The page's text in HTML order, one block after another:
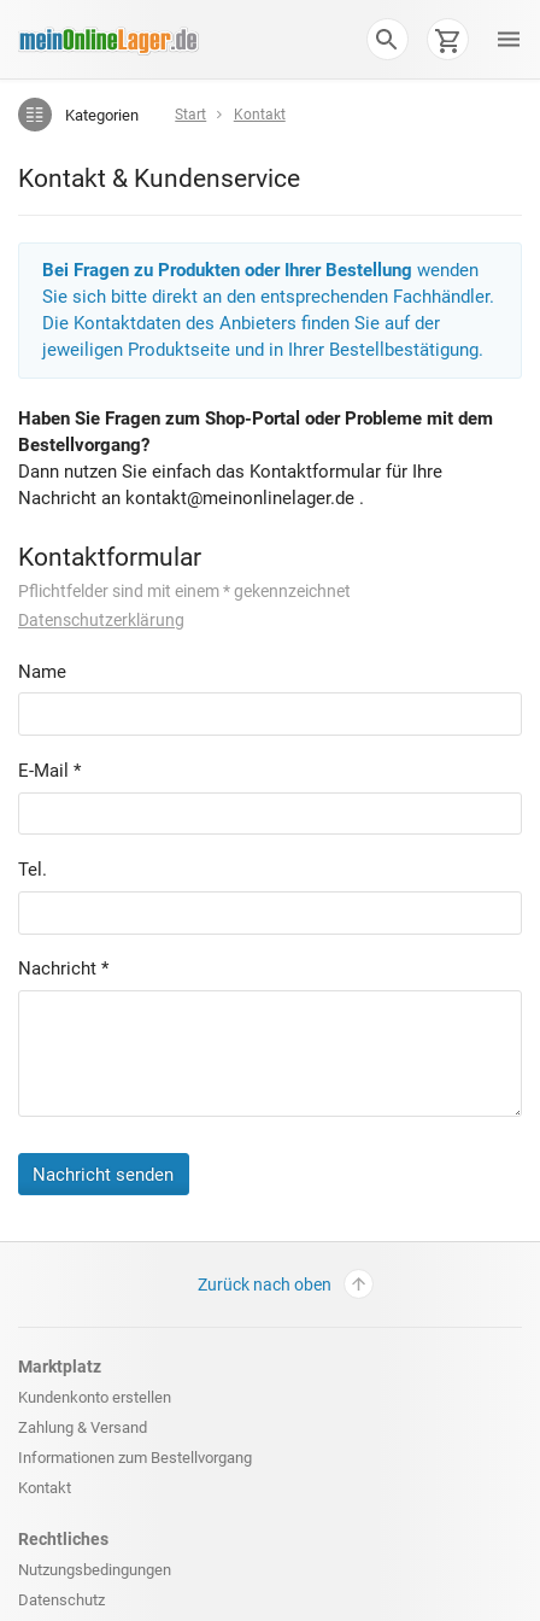
Kategorien Start Kontakt
Kontakt & Kundenservice
Bei Fragen zu Produkten oder Ihrer Bestellung wenden
Sie sich bitte direkt an den entsprechenden Fachhändler.
Die Kontaktdaten des Anbieters finden Sie auf der
jeweiligen Produktseite und in Ihrer Bestellbestätigung.
Haben Sie Fragen zum Shop-Portal oder Probleme mit dem
Bestellvorgang?
Dann nutzen Sie einfach das Kontaktformular für Ihre
Nachricht an kontakt@meinonlinelager.de .
Kontaktformular
Pflichtfelder sind mit einem * gekennzeichnet
Datenschutzerklärung
Name
E-Mail
Tel.
Nachricht
Nachricht senden
Zurück nach oben
Marktplatz
Kundenkonto erstellen
Zahlung & Versand
Informationen zum Bestellvorgang
Kontakt
Rechtliches
Nutzungsbedingungen
Datenschutz